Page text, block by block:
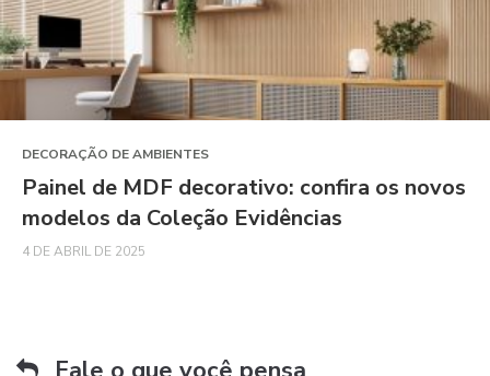
DECORAÇÃO DE AMBIENTES
Painel de MDF decorativo: confira os novos
modelos da Coleção Evidências
4 DE ABRIL DE 2025